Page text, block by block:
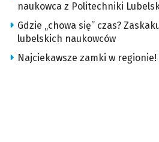
naukowca z Politechniki
Gdzie „chowa się” czas?
lubelskich naukowców
Najciekawsze zamki w regionie!